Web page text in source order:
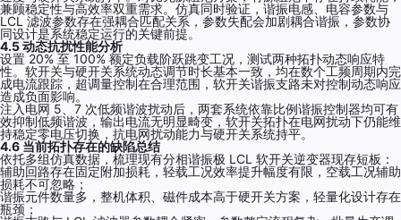
兼顾稳定性与高效率双重需求。仿真同时验证，谐振电感、电容参数与
LCL 滤波参数存在强耦合匹配关系，参数失配会加剧耦合谐振，参数协
同设计是系统稳定运行的关键前提。
4.5 动态抗扰性能分析
设置 20% 至 100% 额定负载阶跃跳变工况，测试两种拓扑动态响应特
性。软开关与硬开关系统动态调节时长基本一致，均在数个工频周期内完
成电流跟踪，超调量控制在合理范围，软开关谐振支路未对控制动态响应
造成负面影响。
注入电网 5、7 次低频谐波扰动后，两套系统依靠比例谐振控制器均可有
效抑制低频谐波，输出电流无明显畸变，软开关拓扑在电网扰动下仍能维
持稳定零电压切换，抗电网扰动能力与硬开关系统持平。
4.6 当前拓扑存在的缺陷总结
依托多组仿真数据，梳理现有分相谐振极 LCL 软开关逆变器现存短板：
辅助回路存在固定附加损耗，轻载工况效率提升幅度有限，空载工况辅助
损耗不可忽略；
谐振元件数量多，整机体积、磁件成本高于硬开关方案，轻量化设计存在
瓶颈；